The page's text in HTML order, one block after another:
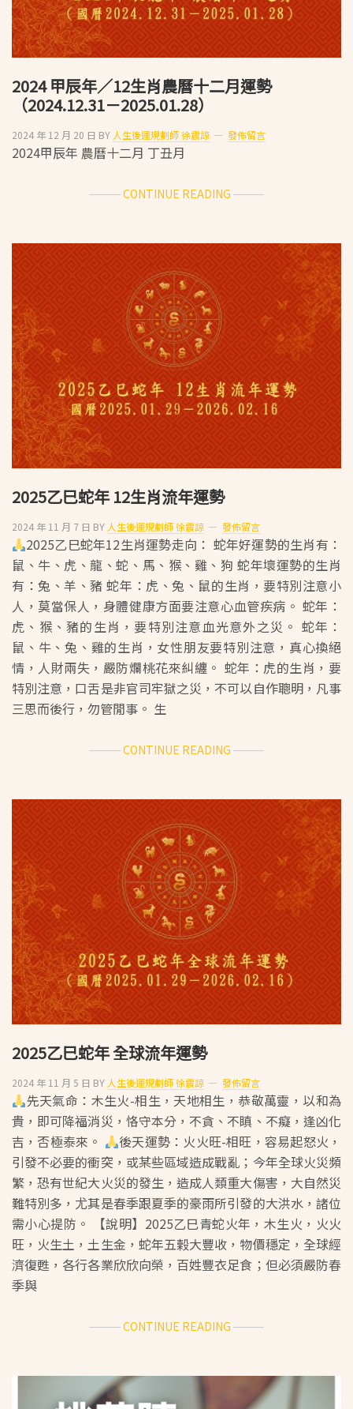
2024 甲辰年／12生肖農曆十二月運勢
（2024.12.31－2025.01.28）
2024 年 12 月 20 日 BY 人生後運規劃師 徐震諒 發佈留言
2024甲辰年 農曆十二月 丁丑月
CONTINUE READING ABOUT
辰
十
二
月
（2024.12.31
2025乙巳蛇年 12生肖流年運勢
2024 年 11 月 7 日 BY 人生後運規劃師 徐震諒 發佈留言
2025乙巳蛇年12生肖運勢走向： 蛇年好運勢的生肖有：
鼠、牛、虎、龍、蛇、馬、猴、雞、狗 蛇年壞運勢的生肖
有：兔、羊、豬 蛇年：虎、兔、鼠的生肖，要特別注意小
人，莫當保人，身體健康方面要注意心血管疾病。 蛇年：
虎、猴、豬的生肖，要特別注意血光意外之災。 蛇年：
鼠、牛、兔、雞的生肖，女性朋友要特別注意，真心換絕
情，人財兩失，嚴防爛桃花來糾纏。 蛇年：虎的生肖，要
特別注意，口舌是非官司牢獄之災，不可以自作聰明，凡事
三思而後行，勿管閒事。 生
CONTINUE READING ABOUT
巳
12
生
肖
流
勢
2025乙巳蛇年 全球流年運勢
2024 年 11 月 5 日 BY 人生後運規劃師 徐震諒 發佈留言
先天氣命：木生火-相生，天地相生，恭敬萬靈，以和為
貴，即可降福消災，恪守本分，不貪、不瞋、不癡，逢凶化
吉，否極泰來。
後天運勢：火火旺-相旺，容易起怒火，
引發不必要的衝突，或某些區域造成戰亂；今年全球火災頻
繁，恐有世紀大火災的發生，造成人類重大傷害，大自然災
難特別多，尤其是春季跟夏季的豪雨所引發的大洪水，諸位
需小心提防。 【說明】2025乙巳青蛇火年，木生火，火火
旺，火生土，土生金，蛇年五榖大豐收，物價穩定，全球經
濟復甦，各行各業欣欣向榮，百姓豐衣足食；但必須嚴防春
季與
CONTINUE READING ABOUT
巳